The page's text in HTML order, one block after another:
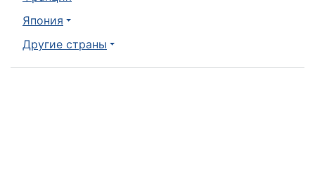
Япония
Другие страны